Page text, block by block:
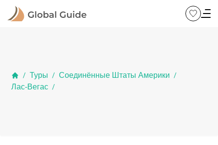
/ Туры / Соединённые Штаты Америки /
Лас-Вегас /